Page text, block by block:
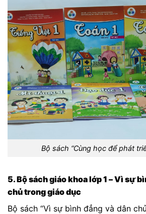
Bộ sách “Cùng học để phát
5. Bộ sách giáo khoa lớp 1 – Vì sự
chủ trong giáo dục
Bộ sách “Vì sự bình đẳng và dân